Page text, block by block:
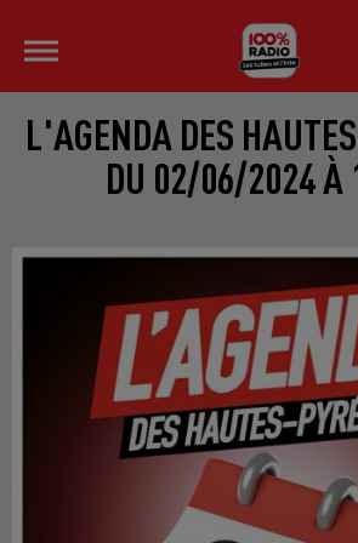
L'AGENDA DES
DU 02/06/2024 À